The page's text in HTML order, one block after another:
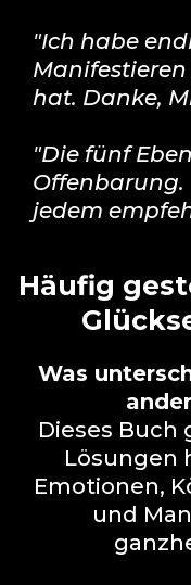
"Ich habe
hat. Danke,
"Die fünf
Offenbarung.
jedem
Häufig
Was
Dieses Buch
Lösungen
Emotionen,
und